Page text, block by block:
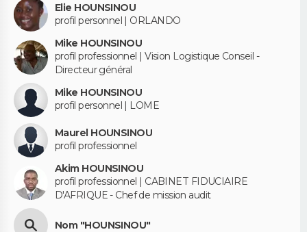
Elie HOUNSINOU
profil personnel | ORLANDO
Mike HOUNSINOU
profil professionnel | Vision Logistique Conseil -
Directeur général
Mike HOUNSINOU
profil personnel | LOME
Maurel HOUNSINOU
profil professionnel
Akim HOUNSINOU
profil professionnel | CABINET FIDUCIAIRE
D'AFRIQUE - Chef de mission audit
Nom "HOUNSINOU"